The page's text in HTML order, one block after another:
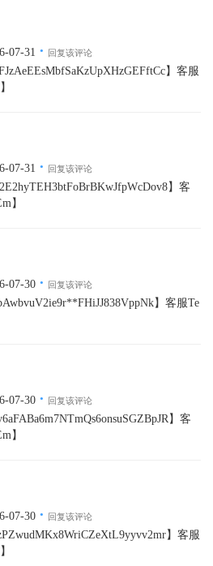
07-31 · 回复该评论
】客服
07-31 · 回复该评论
】客
】
07-30 · 回复该评论
】客服Te
07-30 · 回复该评论
】客
】
07-30 · 回复该评论
】客服